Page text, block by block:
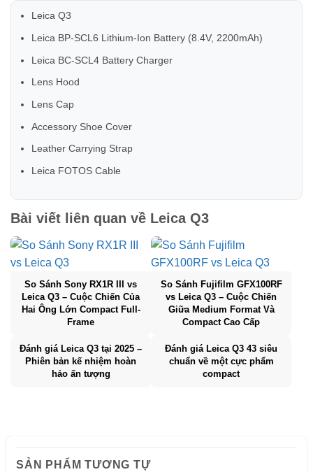
Leica Q3
Leica BP-SCL6 Lithium-Ion Battery (8.4V, 2200mAh)
Leica BC-SCL4 Battery Charger
Lens Hood
Lens Cap
Accessory Shoe Cover
Leather Carrying Strap
Leica FOTOS Cable
Bài viết liên quan về Leica Q3
So Sánh Sony RX1R III vs
Leica Q3 – Cuộc Chiến Của
Hai Ông Lớn Compact Full-
Frame
So Sánh Fujifilm GFX100RF
vs Leica Q3 – Cuộc Chiến
Giữa Medium Format Và
Compact Cao Cấp
Đánh giá Leica Q3 tại 2025 –
Phiên bản kế nhiệm hoàn
hảo ấn tượng
Đánh giá Leica Q3 43 siêu
chuẩn về một cực phẩm
compact
SẢN PHẨM TƯƠNG TỰ